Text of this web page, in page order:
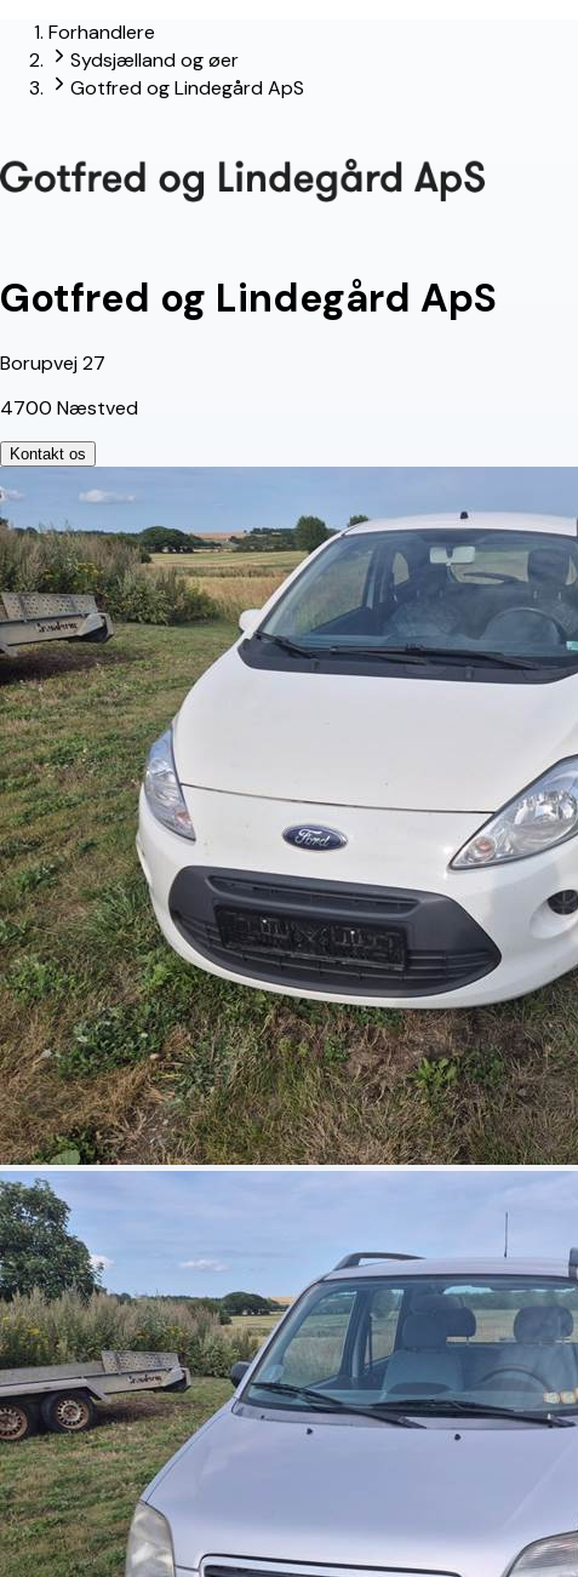
lead-forhandler
Forhandlere
Sydsjælland og øer
Gotfred og Lindegård ApS
Gotfred og Lindegård ApS
Borupvej 27
4700 Næstved
Kontakt os